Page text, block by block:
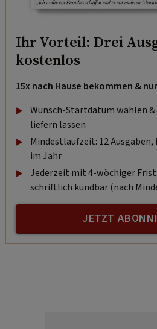
Ihr Vorteil: Drei
kostenlos
15x nach Hause bekommen &
Wunsch-Startdatum wählen
liefern lassen
Mindestlaufzeit: 12 Ausgaben,
im Jahr
Jederzeit mit 4-wöchiger
schriftlich kündbar (nach
JETZT